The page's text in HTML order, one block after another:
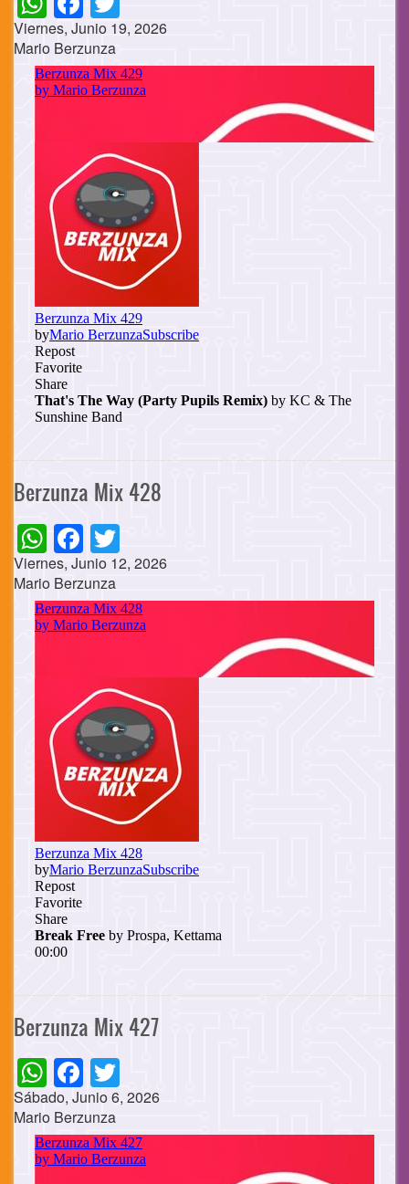
Viernes, Junio 19, 2026
Mario Berzunza
Cuerpo
Berzunza Mix 428
WhatsApp
Facebook
Viernes, Junio 12, 2026
Mario Berzunza
Cuerpo
Berzunza Mix 427
WhatsApp
Facebook
Sábado, Junio 6, 2026
Mario Berzunza
Cuerpo